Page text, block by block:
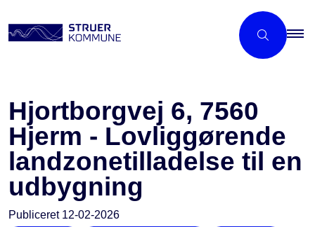
Hjortborgvej 6, 7560
Hjerm - Lovliggørende
landzonetilladelse til en
udbygning
Publiceret 12-02-2026